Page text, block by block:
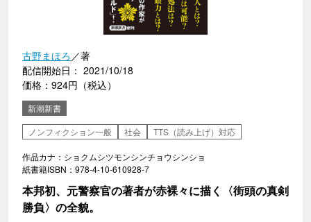
古野まほろ ／著
配信開始日： 2021/10/18
価格：924円（税込）
新潮新書
ノンフィクション一般
社会 TTS（読み上げ）対応
作品カナ：ショクムシツモンシンチョウシンショ
紙書籍ISBN：978-4-10-610928-7
本邦初、元警察官の著者が赤裸々に描く〈街頭の真剣
勝負〉の全貌。